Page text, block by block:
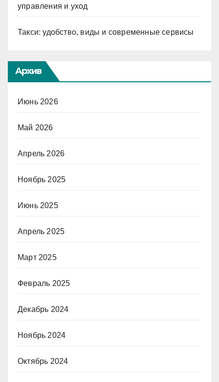
управления и уход
Такси: удобство, виды и современные сервисы
Архив
Июнь 2026
Май 2026
Апрель 2026
Ноябрь 2025
Июнь 2025
Апрель 2025
Март 2025
Февраль 2025
Декабрь 2024
Ноябрь 2024
Октябрь 2024